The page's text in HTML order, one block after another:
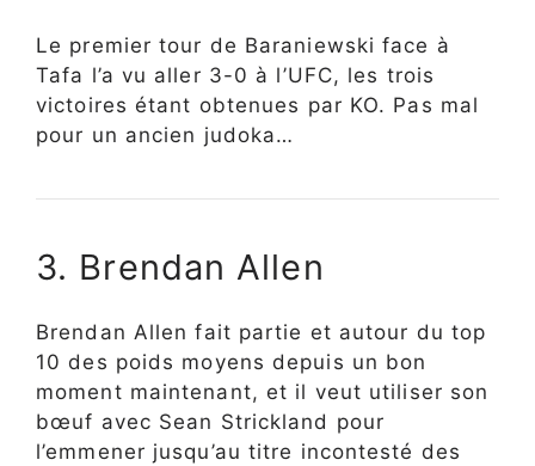
Le premier tour de Baraniewski face à
Tafa l’a vu aller 3-0 à l’UFC, les trois
victoires étant obtenues par KO. Pas mal
pour un ancien judoka…
3. Brendan Allen
Brendan Allen fait partie et autour du top
10 des poids moyens depuis un bon
moment maintenant, et il veut utiliser son
bœuf avec Sean Strickland pour
l’emmener jusqu’au titre incontesté des